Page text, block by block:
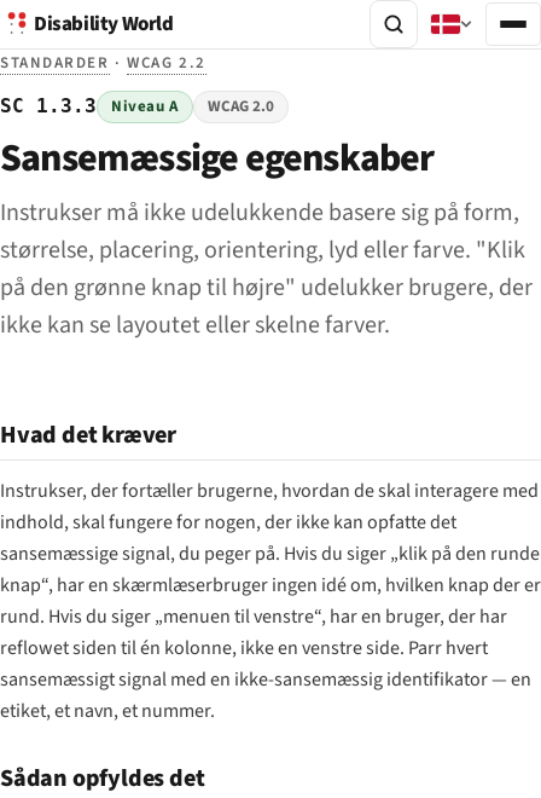
Disability World
STANDARDER ·WCAG 2.2
SC 1.3.3 Niveau A WCAG 2.0
Sansemæssige egenskaber
Instrukser må ikke udelukkende basere sig på form,
størrelse, placering, orientering, lyd eller farve. "Klik
på den grønne knap til højre" udelukker brugere, der
ikke kan se layoutet eller skelne farver.
Hvad det kræver
Instrukser, der fortæller brugerne, hvordan de skal interagere med
indhold, skal fungere for nogen, der ikke kan opfatte det
sansemæssige signal, du peger på. Hvis du siger „klik på den runde
knap“, har en skærmlæserbruger ingen idé om, hvilken knap der er
rund. Hvis du siger „menuen til venstre“, har en bruger, der har
reflowet siden til én kolonne, ikke en venstre side. Parr hvert
sansemæssigt signal med en ikke-sansemæssig identifikator — en
etiket, et navn, et nummer.
Sådan opfyldes det